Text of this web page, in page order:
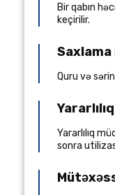
Bir qabın
keçirilir.
Quru və
Yararlılıq
sonra